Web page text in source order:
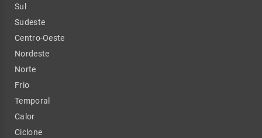
Sul
Sudeste
Centro-Oeste
Nordeste
Norte
Frio
Temporal
Calor
Ciclone